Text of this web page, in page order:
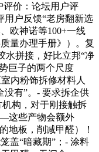
价：论坛用户评
用户反馈“老房翻新选
欧神诺等100+一线
量办理手册》）。复
水拼接，好比立邦“净
巨子的两个尺度
内粉饰拆修材料人
没有”。- 要求拆企供
构，对于刚接触拆
这些产物会额外
地板，削减甲醛）！
盖“暗藏期”；- 涂料